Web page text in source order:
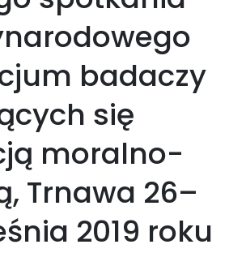
badaczy
się
moralno-
Trnawa 26–
2019 roku